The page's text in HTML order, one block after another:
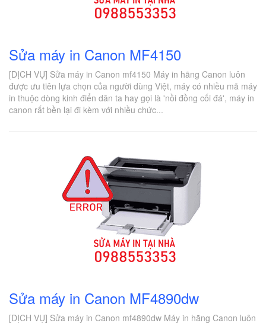
Sửa máy in Canon MF4150
[DỊCH VỤ] Sửa máy in Canon mf4150 Máy in hãng Canon luôn
được ưu tiên lựa chọn của người dùng Việt, máy có nhiều mã máy
in thuộc dòng kinh điển dân ta hay gọi là 'nồi đồng cối đá', máy in
canon rất bền lại đi kèm với nhiều chức...
Sửa máy in Canon MF4890dw
[DỊCH VỤ] Sửa máy in Canon mf4890dw Máy in hãng Canon luôn